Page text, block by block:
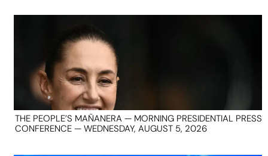
THE PEOPLE’S MAÑANERA — MORNING PRESIDENTIAL PRESS
CONFERENCE — WEDNESDAY, AUGUST 5, 2026